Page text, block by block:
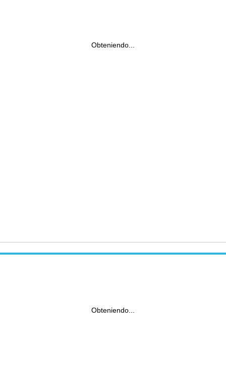
Obteniendo...
Obteniendo...